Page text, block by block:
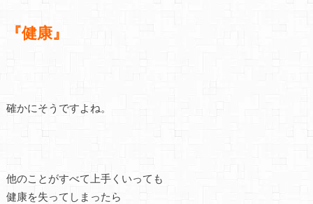
『健康』
確かにそうですよね。
他のことがすべて上手くいっても
健康を失ってしまったら